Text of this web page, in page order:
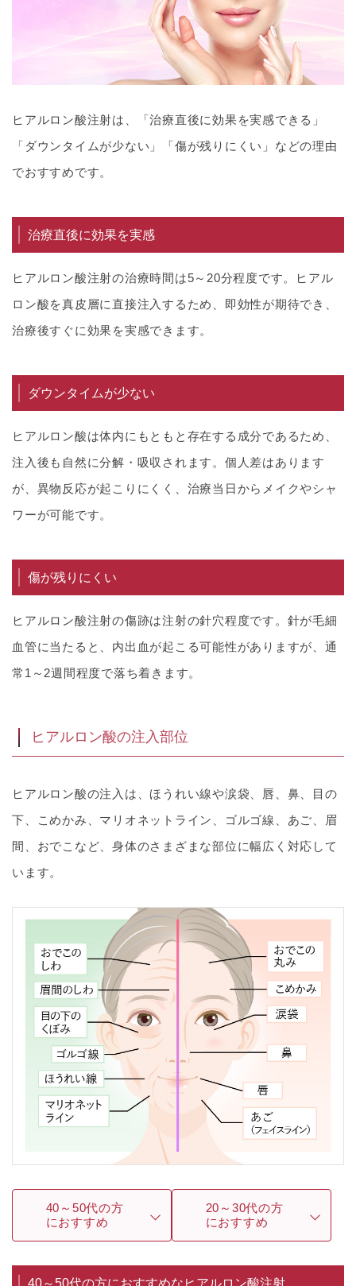
ヒアルロン酸注射は、「治療直後に効果を実感できる」
「ダウンタイムが少ない」「傷が残りにくい」などの理由
でおすすめです。
治療直後に効果を実感
ヒアルロン酸注射の治療時間は5～20分程度です。ヒアル
ロン酸を真皮層に直接注入するため、即効性が期待でき、
治療後すぐに効果を実感できます。
ダウンタイムが少ない
ヒアルロン酸は体内にもともと存在する成分であるため、
注入後も自然に分解・吸収されます。個人差はあります
が、異物反応が起こりにくく、治療当日からメイクやシャ
ワーが可能です。
傷が残りにくい
ヒアルロン酸注射の傷跡は注射の針穴程度です。針が毛細
血管に当たると、内出血が起こる可能性がありますが、通
常1～2週間程度で落ち着きます。
ヒアルロン酸の注入部位
ヒアルロン酸の注入は、ほうれい線や涙袋、唇、鼻、目の
下、こめかみ、マリオネットライン、ゴルゴ線、あご、眉
間、おでこなど、身体のさまざまな部位に幅広く対応して
います。
40～50代の方
におすすめ
20～30代の方
におすすめ